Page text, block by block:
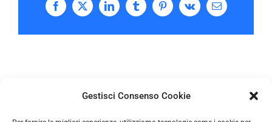
Gestisci Consenso Cookie
Facebook
X LinkedInTumblrPinterestVk Email